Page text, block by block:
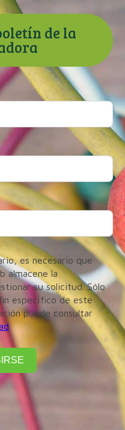
de la
es necesario que
almacene la
su solicitud. Sólo
específico de este
puede consultar